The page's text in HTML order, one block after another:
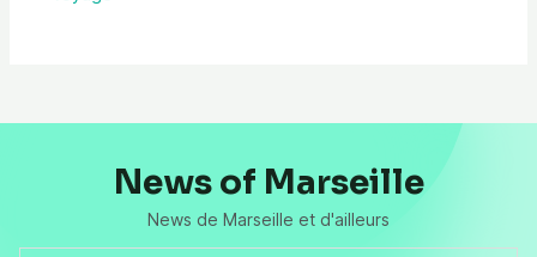
News of Marseille
News de Marseille et d'ailleurs